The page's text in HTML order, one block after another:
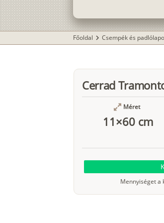
Főoldal chevron_right Csempék és
Cerrad
Méret
11×60 cm
Mennyiséget a